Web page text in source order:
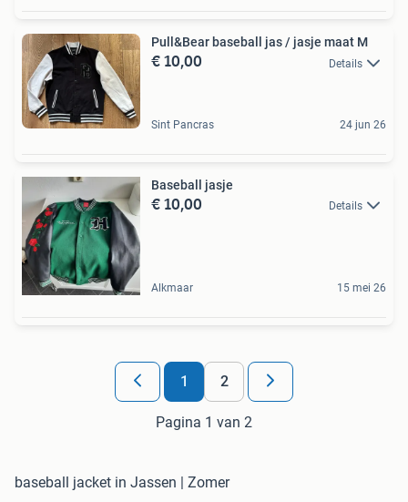
Pull&Bear baseball jas / jasje maat M
€ 10,00 Details
Sint Pancras 24 jun 26
Baseball jasje
€ 10,00 Details
Alkmaar 15 mei 26
1 2
Pagina 1 van 2
baseball jacket in Jassen | Zomer